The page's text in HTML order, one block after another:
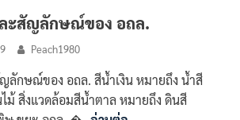
ะสัญลักษณ์ของ อถล.
Peach1980
ลักษณ์ของ อถล. สีน้ำเงิน หมายถึง น้ำสี
ม้ สิ่งแวดล้อมสีน้ำตาล หมายถึง ดินสี